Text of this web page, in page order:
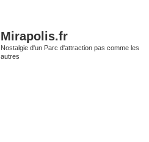
Mirapolis.fr
Nostalgie d'un Parc d'attraction pas comme les
autres